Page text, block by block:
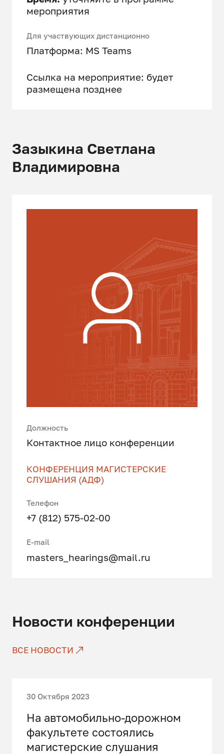
мероприятия
Для участвующих дистанционно
Платформа: MS Teams
Ссылка на мероприятие: будет
размещена позднее
Зазыкина Светлана
Владимировна
Должность
Контактное лицо конференции
КОНФЕРЕНЦИЯ МАГИСТЕРСКИЕ
СЛУШАНИЯ (АДФ)
Телефон
+7 (812) 575-02-00
E-mail
masters_hearings@mail.ru
Новости конференции
ВСЕ НОВОСТИ
30 Октября 2023
На автомобильно-дорожном
факультете состоялись
магистерские слушания